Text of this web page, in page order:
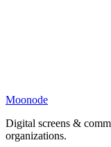
Moonode
Digital screens &
organizations.